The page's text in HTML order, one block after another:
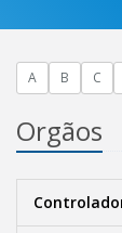
A B C
Orgãos